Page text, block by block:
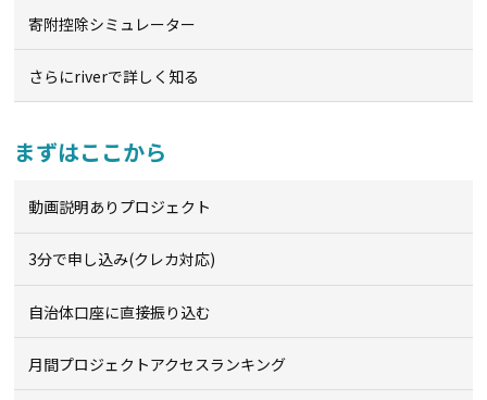
寄附控除シミュレーター
さらにriverで詳しく知る
まずはここから
動画説明ありプロジェクト
3分で申し込み(クレカ対応)
自治体口座に直接振り込む
月間プロジェクトアクセスランキング